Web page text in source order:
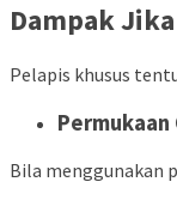
Dampak
Pelapis khusus
Bila menggunakan